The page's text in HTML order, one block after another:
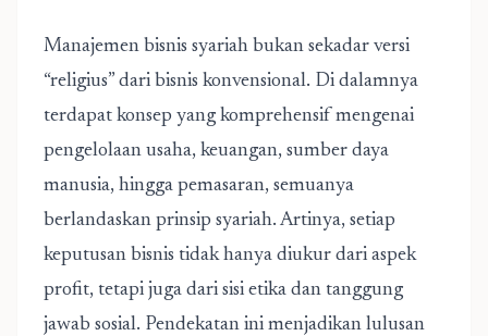
Manajemen bisnis syariah bukan sekadar versi
“religius” dari bisnis konvensional. Di dalamnya
terdapat konsep yang komprehensif mengenai
pengelolaan usaha, keuangan, sumber daya
manusia, hingga pemasaran, semuanya
berlandaskan prinsip syariah. Artinya, setiap
keputusan bisnis tidak hanya diukur dari aspek
profit, tetapi juga dari sisi etika dan tanggung
jawab sosial. Pendekatan ini menjadikan lulusan